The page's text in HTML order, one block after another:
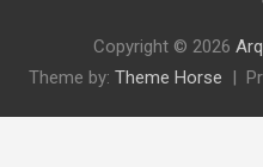
Copyright © 2026
Theme by: Theme Horse